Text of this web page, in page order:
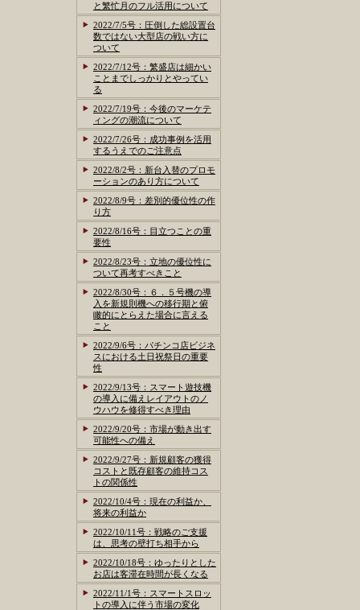
と繁忙月のフル活用について
2022/7/5号：圧倒した総設置台
数ではない大型店の戦い方に
ついて
2022/7/12号：繁盛店は細かい
ことまでしっかりとやってい
る
2022/7/19号：今後のマーケテ
ィングの潮流について
2022/7/26号：成功事例を活用
するうえでのご注意点
2022/8/2号：新台入替のプロモ
ーションのあり方について
2022/8/9号：差別的優位性の作
り方
2022/8/16号：目立つことの重
要性
2022/8/23号：立地の優位性に
ついて再考すべきこと
2022/8/30号：６．５号機の導
入を新規則機への移行期と俯
瞰的にとらえた場合に言える
こと
2022/9/6号：パチンコ店ビジネ
スにおける土日祝祭日の重要
性
2022/9/13号：スマート遊技機
の導入に備えレイアウトのノ
ウハウを修得すべき理由
2022/9/20号：市場が動き出す
可能性への備え
2022/9/27号：新規顧客の獲得
コストと既存顧客の維持コス
トの関係性
2022/10/4号：現在の利益か、
将来の利益か
2022/10/11号：戦略のご支援
は、思考の壁打ち相手から
2022/10/18号：ゆったりとした
お店は客滞在時間が長くなる
2022/11/1号：スマートスロッ
トの導入に伴う市場の変化